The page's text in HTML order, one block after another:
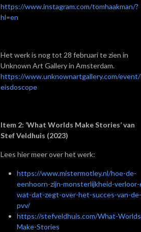
https://www.instagram.com/tomhaakman/?
hl=en
Het werk is nog tot 28 februari te zien in
Unknown Art Gallery in Amsterdam.
https://www.unknownartgallery.com/
eisdoscope
Item 2: ‘What Worlds Make Stories’ van
Stef Veldhuis (2023)
Lees hier meer over het werk:
https://www.mistermotley.nl/hoe-de-
eenhoorn-zijn-monsterlijkheid-
wat-dat-zegt-over-het-succes-van-de-
pvv/
https://stefveldhuis.com/What-
Make-Stories